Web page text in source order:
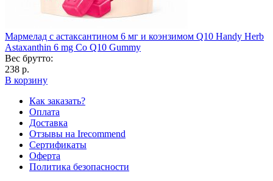
Мармелад с астаксантином 6 мг и коэнзимом Q10 Handy Herb
Astaxanthin 6 mg Co Q10 Gummy
Вес брутто:
238 р.
В корзину
Как заказать?
Оплата
Доставка
Отзывы на Irecommend
Сертификаты
Оферта
Политика безопасности